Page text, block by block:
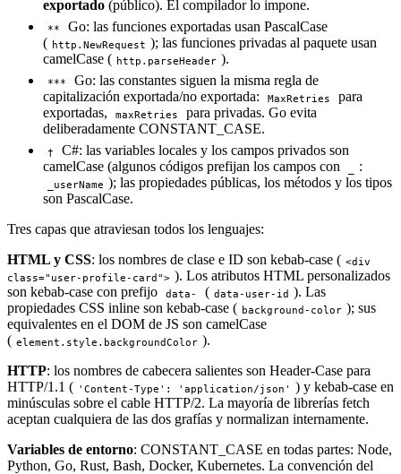
exportado (público). El compilador lo impone.
**
Go: las funciones exportadas usan PascalCase
( http.NewRequest ); las funciones privadas al paquete usan
camelCase ( http.parseHeader ).
***
Go: las constantes siguen la misma regla de
capitalización exportada/no exportada:
MaxRetries
para
exportadas,
maxRetries
para privadas. Go evita
deliberadamente CONSTANT_CASE.
†
C#: las variables locales y los campos privados son
camelCase (algunos códigos prefijan los campos con
:
_userName ); las propiedades públicas, los métodos y los tipos
son PascalCase.
Tres capas que atraviesan todos los lenguajes:
HTML y CSS: los nombres de clase e ID son kebab-case ( <div
class="user-profile-card"> ). Los atributos HTML personalizados
son kebab-case con prefijo
data- ( data-user-id ). Las
propiedades CSS inline son kebab-case ( background-color ); sus
equivalentes en el DOM de JS son camelCase
( element.style.backgroundColor ).
HTTP: los nombres de cabecera salientes son Header-Case para
HTTP/1.1 ( 'Content-Type': 'application/json'
) y kebab-case en
minúsculas sobre el cable HTTP/2. La mayoría de librerías fetch
aceptan cualquiera de las dos grafías y normalizan internamente.
Variables de entorno: CONSTANT_CASE en todas partes: Node,
Python, Go, Rust, Bash, Docker, Kubernetes. La convención del